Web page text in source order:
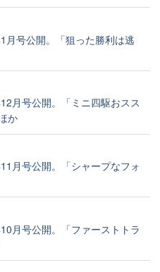
月号公開。「狙った勝利は逃
月号公開。「ミニ四駆おスス
か
月号公開。「シャープなフォ
月号公開。「ファーストトラ